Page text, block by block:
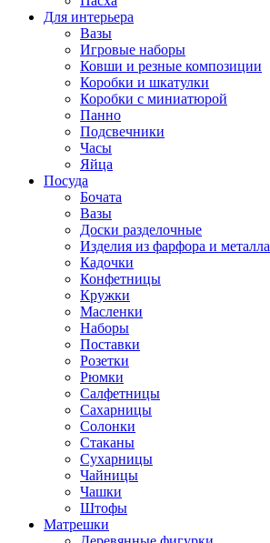
Для интерьера
Вазы
Игровые наборы
Ковши и резные композиции
Коробки и шкатулки
Коробки с миниатюрой
Панно
Подсвечники
Часы
Яйца
Посуда
Бочата
Вазы
Доски разделочные
Изделия из фарфора и металла
Кадочки
Конфетницы
Кружки
Масленки
Наборы
Поставки
Розетки
Рюмки
Салфетницы
Сахарницы
Солонки
Стаканы
Сухарницы
Чайницы
Чашки
Штофы
Матрешки